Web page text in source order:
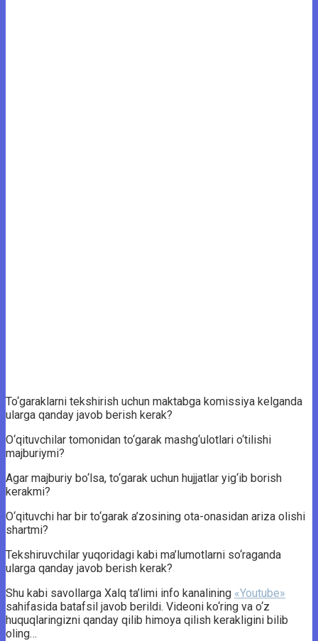
To‘garaklarni tekshirish uchun maktabga komissiya kelganda
ularga qanday javob berish kerak?
O‘qituvchilar tomonidan to‘garak mashg‘ulotlari o‘tilishi
majburiymi?
Agar majburiy bo‘lsa, to‘garak uchun hujjatlar yig‘ib borish
kerakmi?
O‘qituvchi har bir to‘garak a’zosining ota-onasidan ariza olishi
shartmi?
Tekshiruvchilar yuqoridagi kabi ma’lumotlarni so‘raganda
ularga qanday javob berish kerak?
Shu kabi savollarga Xalq ta’limi info kanalining «Youtube»
sahifasida batafsil javob berildi. Videoni ko‘ring va o‘z
huquqlaringizni qanday qilib himoya qilish kerakligini bilib
oling…